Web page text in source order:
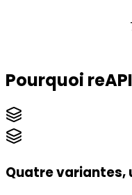
Pourquoi reAPI
Quatre variantes,